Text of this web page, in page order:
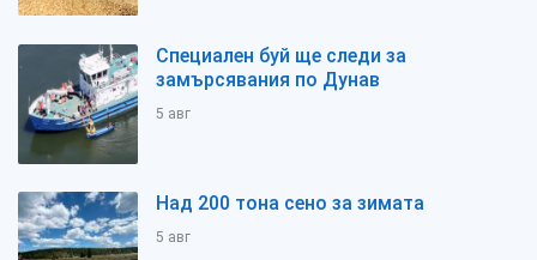
Специален буй ще следи за
замърсявания по Дунав
5 авг
Над 200 тона сено за зимата
5 авг